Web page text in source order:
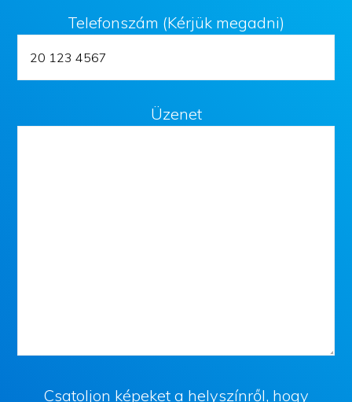
Telefonszám (Kérjük megadni)
Üzenet
Csatoljon képeket a helyszínről, hogy